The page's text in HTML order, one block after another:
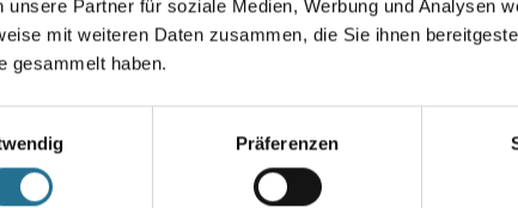
unsere Partner für soziale Medien, Werbung und Analysen
mit weiteren Daten zusammen, die Sie ihnen
gesammelt haben.
Präferenzen